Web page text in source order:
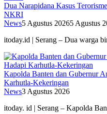
Dua Narapidana Kasus
NKRI
News5 Agustus 20265 Agustus
itoday.id | Serang – Dua warga
Kapolda Banten dan Gubernur
Karhutla-Kekeringan
News3 Agustus 2026
itoday. id | Serang – Kapolda